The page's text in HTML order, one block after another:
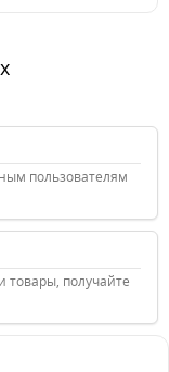
пользователям
получайте